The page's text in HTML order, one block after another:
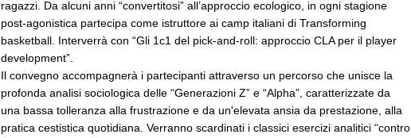
ragazzi. Da alcuni anni “convertitosi” all’approccio ecologico, in ogni stagione
post-agonistica partecipa come istruttore ai camp italiani di Transforming
basketball. Interverrà con “Gli 1c1 del pick-and-roll: approccio CLA per il player
development”.
Il convegno accompagnerà i partecipanti attraverso un percorso che unisce la
profonda analisi sociologica delle “Generazioni Z” e “Alpha”, caratterizzate da
una bassa tolleranza alla frustrazione e da un'elevata ansia da prestazione, alla
pratica cestistica quotidiana. Verranno scardinati i classici esercizi analitici “contro